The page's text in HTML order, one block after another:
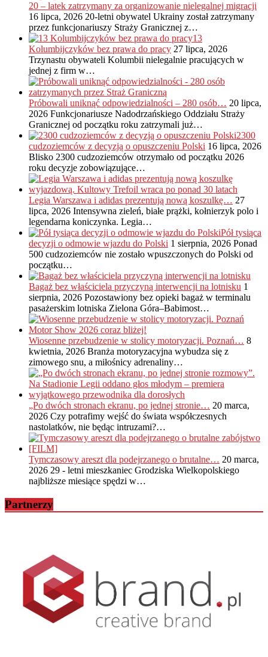
20 – latek zatrzymany za organizowanie nielegalnej migracji
16 lipca, 2026 20-letni obywatel Ukrainy został zatrzymany
przez funkcjonariuszy Straży Granicznej z…
13
Kolumbijczyków bez prawa do pracy 27 lipca, 2026
Trzynastu obywateli Kolumbii nielegalnie pracujących w
jednej z firm w…
Próbowali uniknąć odpowiedzialności – 280 osób… 20 lipca,
2026 Funkcjonariusze Nadodrzańskiego Oddziału Straży
Granicznej od początku roku zatrzymali już…
2300
cudzoziemców z decyzją o opuszczeniu Polski 16 lipca, 2026
Blisko 2300 cudzoziemców otrzymało od początku 2026
roku decyzje zobowiązujące…
Legia Warszawa i adidas prezentują nową koszulkę… 27
lipca, 2026 Intensywna zieleń, białe prążki, kołnierzyk polo i
legendarna koniczynka. Legia…
Pół tysiąca
decyzji o odmowie wjazdu do Polski 1 sierpnia, 2026 Ponad
500 cudzoziemców nie zostało wpuszczonych do Polski od
początku…
Bagaż bez właściciela przyczyną interwencji na lotnisku 1
sierpnia, 2026 Pozostawiony bez opieki bagaż w terminalu
pasażerskim lotniska Zielona Góra–Babimost…
Wiosenne przebudzenie w stolicy motoryzacji. Poznań… 8
kwietnia, 2026 Branża motoryzacyjna wybudza się z
zimowego snu, a miłośnicy adrenaliny…
„Po dwóch stronach ekranu, po jednej stronie… 20 marca,
2026 Czy potrafimy wejść do świata współczesnych
nastolatków, nie będąc intruzami?…
Tymczasowy areszt dla podejrzanego o brutalne… 20 marca,
2026 29 - letni mieszkaniec Grodziska Wielkopolskiego
najbliższe miesiące spędzi w…
Partnerzy